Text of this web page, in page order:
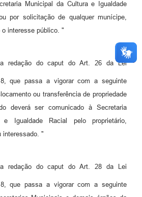
Municipal da Cultura e Igualdade
por solicitação de qualquer munícipe,
interesse público. "
redação do caput do Art. 26 da Lei
que passa a vigorar com a seguinte
ou transferência de propriedade
deverá ser comunicado à Secretaria
Igualdade Racial pelo proprietário,
interessado. "
redação do caput do Art. 28 da Lei
que passa a vigorar com a seguinte